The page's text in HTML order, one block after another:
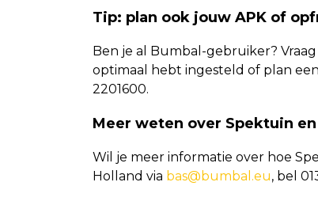
Tip: plan ook jouw APK of
Ben je al Bumbal-gebruiker?
optimaal hebt ingesteld of plan
2201600.
Meer weten over Spektuin
Wil je meer informatie over hoe
Holland via bas@bumbal.eu, bel